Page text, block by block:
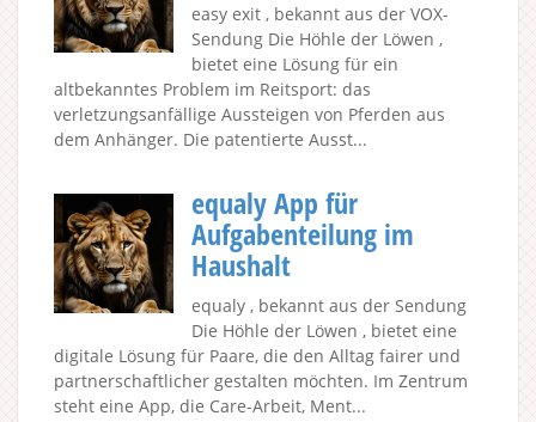
easy exit , bekannt aus der VOX-
Sendung Die Höhle der Löwen ,
bietet eine Lösung für ein
altbekanntes Problem im Reitsport: das
verletzungsanfällige Aussteigen von Pferden aus
dem Anhänger. Die patentierte Ausst...
equaly App für
Aufgabenteilung im
Haushalt
equaly , bekannt aus der Sendung
Die Höhle der Löwen , bietet eine
digitale Lösung für Paare, die den Alltag fairer und
partnerschaftlicher gestalten möchten. Im Zentrum
steht eine App, die Care-Arbeit, Ment...